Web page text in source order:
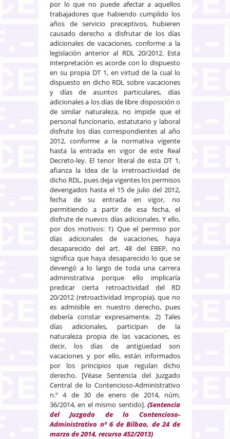
por lo que no puede afectar a aquellos
trabajadores que habiendo cumplido los
años de servicio preceptivos, hubieren
causado derecho a disfrutar de los días
adicionales de vacaciones, conforme a la
legislación anterior al RDL 20/2012. Esta
interpretación es acorde con lo dispuesto
en su propia DT 1, en virtud de la cual lo
dispuesto en dicho RDL sobre vacaciones
y días de asuntos particulares, días
adicionales a los días de libre disposición o
de similar naturaleza, no impide que el
personal funcionario, estatutario y laboral
disfrute los días correspondientes al año
2012, conforme a la normativa vigente
hasta la entrada en vigor de este Real
Decreto-ley. El tenor literal de esta DT 1,
afianza la idea de la irretroactividad de
dicho RDL, pues deja vigentes los permisos
devengados hasta el 15 de julio del 2012,
fecha de su entrada en vigor, no
permitiendo a partir de esa fecha, el
disfrute de nuevos días adicionales. Y ello,
por dos motivos: 1) Que el permiso por
días adicionales de vacaciones, haya
desaparecido del art. 48 del EBEP, no
significa que haya desaparecido lo que se
devengó a lo largo de toda una carrera
administrativa porque ello implicaría
predicar cierta retroactividad del RD
20/2012 (retroactividad impropia), que no
es admisible en nuestro derecho, pues
debería constar expresamente. 2) Tales
días adicionales, participan de la
naturaleza propia de las vacaciones, es
decir, los días de antigüedad son
vacaciones y por ello, están informados
por los principios que regulan dicho
derecho. [Véase Sentencia del Juzgado
Central de lo Contencioso-Administrativo
n.º 4 de 30 de enero de 2014, núm.
36/2014, en el mismo sentido]. (Sentencia
del Juzgado de lo Contencioso-
Administrativo nº 6 de Bilbao, de 24 de
marzo de 2014, recurso 452/2013)